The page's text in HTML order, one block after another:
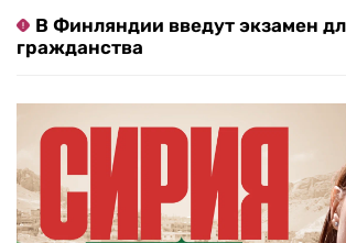
В Финляндии введут экзамен
гражданства